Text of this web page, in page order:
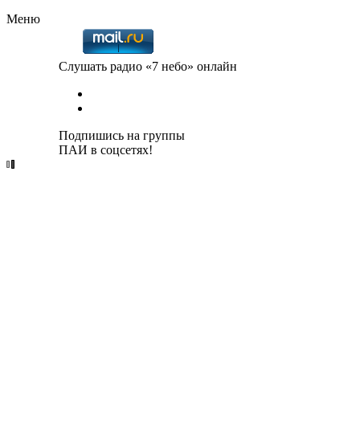
Меню
Слушать радио «7 небо» онлайн
Подпишись на группы
ПАИ в соцсетях!